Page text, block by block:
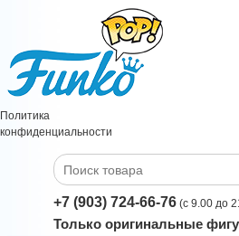
Политика
конфиденциальности
+7 (903) 724-66-76 (с 9.00 до
Только оригинальные